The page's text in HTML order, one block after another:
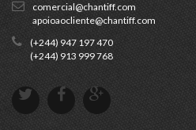
comercial@chantiff.com
apoioaocliente@chantiff.com
(+244) 947 197 470
(+244) 913 999 768